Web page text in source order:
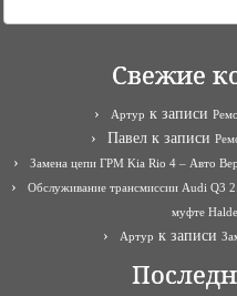
Свежие
Артур к записи
Павел к записи
Замена цепи ГРМ Kia Rio 4 – Авто
Обслуживание трансмиссии Audi Q3
муфте
Артур к записи